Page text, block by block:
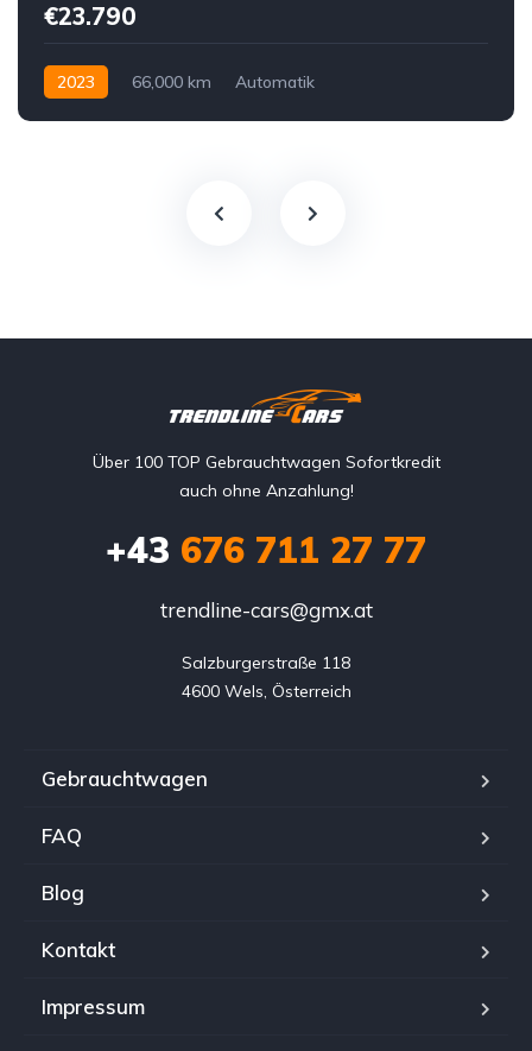
€23.790
2023 66,000 km
Automatik
Über 100 TOP Gebrauchtwagen Sofortkredit
auch ohne Anzahlung!
+43 676 711 27 77
trendline-cars@gmx.at
Salzburgerstraße 118
4600 Wels, Österreich
Gebrauchtwagen
FAQ
Blog
Kontakt
Impressum